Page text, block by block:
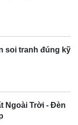
soi tranh đúng kỹ
Ngoài Trời - Đèn